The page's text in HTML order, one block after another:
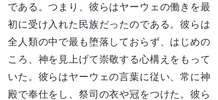
である。つまり、彼らはヤーウェの働きを最
初に受け入れた民族だったのである。彼らは
全人類の中で最も堕落しておらず、はじめの
ころ、神を見上げて崇敬する心構えをもって
いた。彼らはヤーウェの言葉に従い、常に神
殿で奉仕をし、祭司の衣や冠をつけた。彼ら